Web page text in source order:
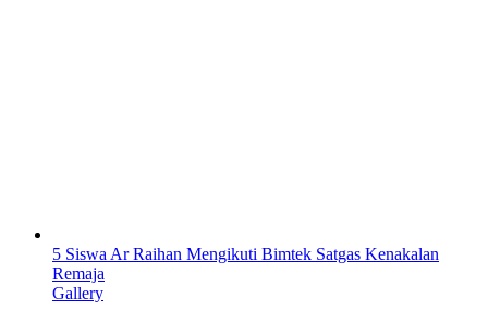
5 Siswa Ar Raihan Mengikuti Bimtek Satgas Kenakalan
Remaja
Gallery